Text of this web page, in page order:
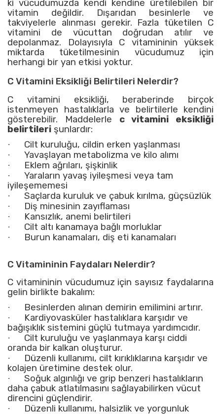
ki vücudumuzda kendi kendine üretilebilen bir
vitamin değildir. Dışarıdan besinlerle ve
takviyelerle alınması gerekir. Fazla tüketilen C
vitamini de vücuttan doğrudan atılır ve
depolanmaz. Dolayısıyla C vitamininin yüksek
miktarda tüketilmesinin vücudumuz için
herhangi bir yan etkisi yoktur.
C Vitamini Eksikliği Belirtileri Nelerdir?
C vitamini eksikliği, beraberinde birçok
istenmeyen hastalıklarla ve belirtilerle kendini
gösterebilir. Maddelerle c vitamini eksikliği
belirtileri şunlardır:
· Cilt kuruluğu, cildin erken yaşlanması
· Yavaşlayan metabolizma ve kilo alımı
· Eklem ağrıları, şişkinlik
·
Yaraların yavaş iyileşmesi veya tam
iyileşememesi
· Saçlarda kuruluk ve çabuk kırılma, güçsüzlük
· Diş minesinin zayıflaması
· Kansızlık, anemi belirtileri
· Cilt altı kanamaya bağlı morluklar
· Burun kanamaları, diş eti kanamaları
C Vitamininin Faydaları Nelerdir?
C vitamininin vücudumuz için sayısız faydalarına
gelin birlikte bakalım:
· Besinlerden alınan demirin emilimini artırır.
·
Kardiyovasküler hastalıklara karşıdır ve
bağışıklık sistemini güçlü tutmaya yardımcıdır.
·
Cilt kuruluğu ve yaşlanmaya karşı ciddi
oranda bir kalkan oluşturur.
·
Düzenli kullanımı, cilt kırıklıklarına karşıdır ve
kolajen üretimine destek olur.
·
Soğuk algınlığı ve grip benzeri hastalıkların
daha çabuk atlatılmasını sağlayabilirken vücut
direncini güçlendirir.
·
Düzenli kullanımı, halsizlik ve yorgunluk